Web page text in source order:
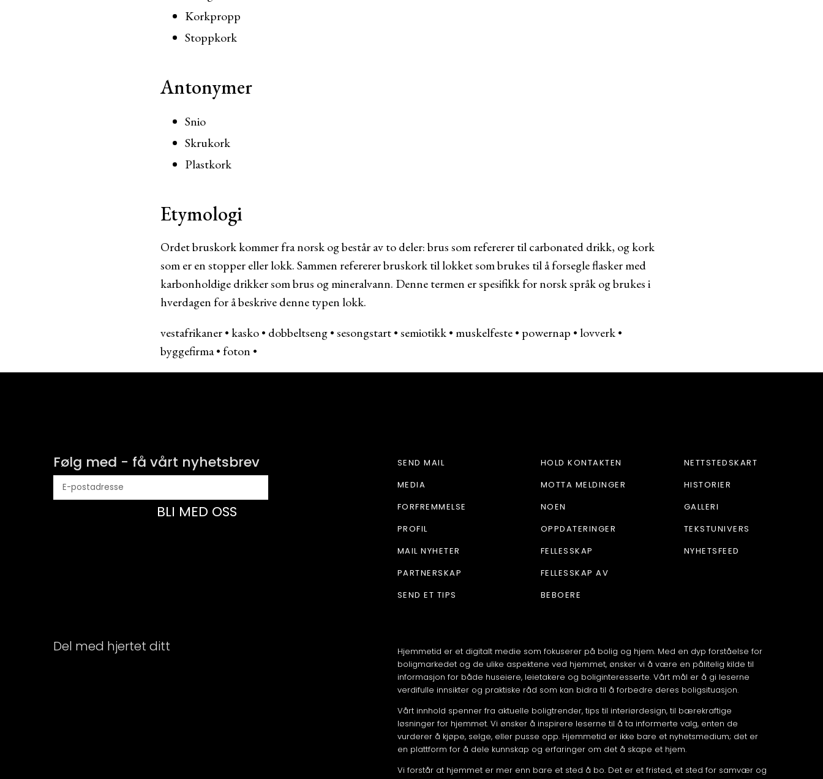
Korkpropp
Stoppkork
Antonymer
Snio
Skrukork
Plastkork
Etymologi
Ordet bruskork kommer fra norsk og består av to deler: brus som refererer til carbonated drikk, og kork
som er en stopper eller lokk. Sammen refererer bruskork til lokket som brukes til å forsegle flasker med
karbonholdige drikker som brus og mineralvann. Denne termen er spesifikk for norsk språk og brukes i
hverdagen for å beskrive denne typen lokk.
vestafrikaner•kasko• dobbeltseng•sesongstart•semiotikk•muskelfeste• powernap •lovverk•
byggefirma•foton •
Følg med - få vårt nyhetsbrev
BLI MED OSS
Hjemmetid er et digitalt medie som fokuserer på bolig og hjem. Med en dyp forståelse for
boligmarkedet og de ulike aspektene ved hjemmet, ønsker vi å være en pålitelig kilde til
informasjon for både huseiere, leietakere og boliginteresserte. Vårt mål er å gi leserne
verdifulle innsikter og praktiske råd som kan bidra til å forbedre deres boligsituasjon.
Vårt innhold spenner fra aktuelle boligtrender, tips til interiørdesign, til bærekraftige
løsninger for hjemmet. Vi ønsker å inspirere leserne til å ta informerte valg, enten de
vurderer å kjøpe, selge, eller pusse opp. Hjemmetid er ikke bare et nyhetsmedium; det er
en plattform for å dele kunnskap og erfaringer om det å skape et hjem.
Vi forstår at hjemmet er mer enn bare et sted å bo. Det er et fristed, et sted for samvær og
Del med hjertet ditt
SEND MAIL
MEDIA
FORFREMMELSE
PROFIL
MAIL NYHETER
PARTNERSKAP
SEND ET TIPS
HOLD KONTAKTEN
MOTTA MELDINGER
NOEN
OPPDATERINGER
FELLESSKAP
FELLESSKAP AV
BEBOERE
NETTSTEDSKART
HISTORIER
GALLERI
TEKSTUNIVERS
NYHETSFEED